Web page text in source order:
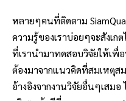
หลายๆคนที่ติดตาม
ความรู้ของเราบ่อยๆจะสังเ
ที่เรานำมาทดสอบวิจัยให้เ
ต้องมาจากแนวคิดที่สมเหตุส
อ้างอิงจากงานวิจัยอื่นๆเสม